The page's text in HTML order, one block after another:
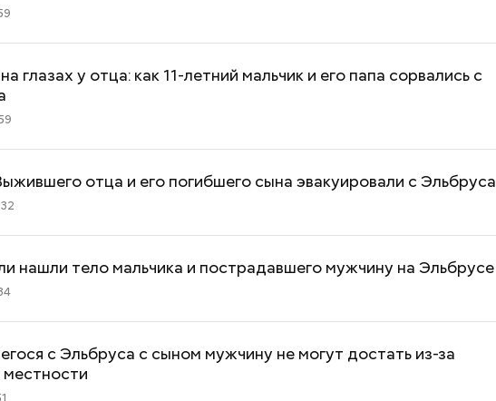
глазах у отца: как 11-летний мальчик и его папа сорвались с
отца и его погибшего сына эвакуировали с Эльбруса
нашли тело мальчика и пострадавшего мужчину на Эльбрусе
с Эльбруса с сыном мужчину не могут достать из-за
Как поменять батареи дома и